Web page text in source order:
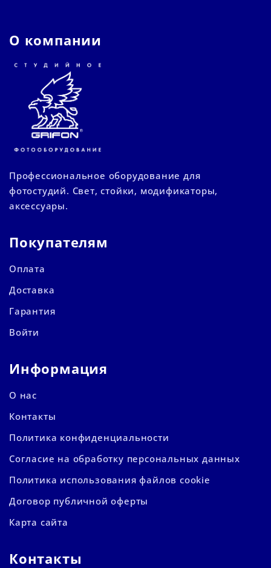
О компании
Профессиональное оборудование для
фотостудий. Свет, стойки, модификаторы,
аксессуары.
Покупателям
Оплата
Доставка
Гарантия
Войти
Информация
О нас
Контакты
Политика конфиденциальности
Согласие на обработку персональных данных
Политика использования файлов cookie
Договор публичной оферты
Карта сайта
Контакты